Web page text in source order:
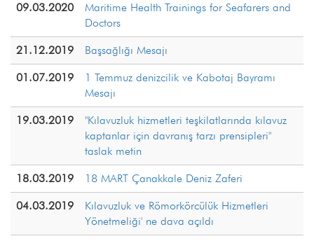
09.03.2020
Maritime Health Trainings for Seafarers and
Doctors
21.12.2019 Başsağlığı Mesajı
01.07.2019
1 Temmuz denizcilik ve Kabotaj Bayramı
Mesajı
19.03.2019
"Kılavuzluk hizmetleri teşkilatlarında kılavuz
kaptanlar için davranış tarzı prensipleri"
taslak metin
18.03.2019 18 MART Çanakkale Deniz Zaferi
04.03.2019
Kılavuzluk ve Römorkörcülük Hizmetleri
Yönetmeliği' ne dava açıldı